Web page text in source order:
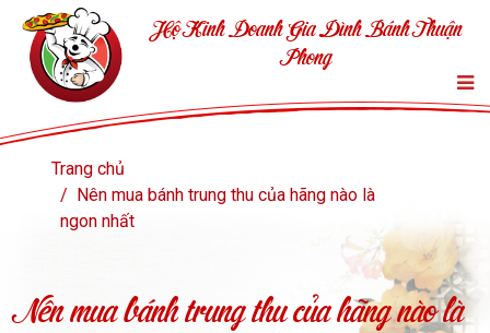
Hộ Kinh Doanh Gia Đình Bánh Thuận
Phong
Trang chủ
Nên mua bánh trung thu của hãng nào là
ngon nhất
Nên mua bánh trung thu của hãng nào là